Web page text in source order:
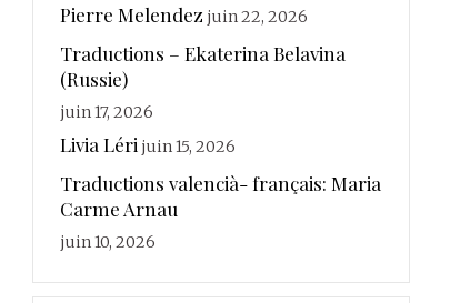
RateauReal Rivière Kéraval
Rosin Ruhaud
valencià vanderplancke
Pierre Melendez juin 22, 2026
Traductions – Ekaterina Belavina
(Russie)
juin 17, 2026
Livia Léri juin 15, 2026
Traductions valencià- français: Maria
Carme Arnau
juin 10, 2026